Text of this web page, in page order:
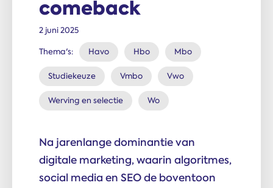
comeback
2 juni 2025
Thema's: Havo Hbo Mbo
Studiekeuze Vmbo Vwo
Werving en selectie Wo
Na jarenlange dominantie van
digitale marketing, waarin algoritmes,
social media en SEO de boventoon